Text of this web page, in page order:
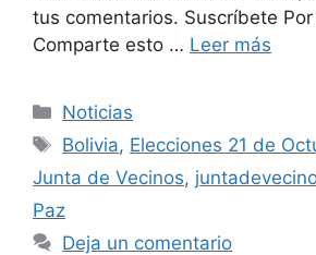
tus comentarios. Suscríbete Por
Comparte esto … Leer más
Categorías
Noticias
Etiquetas
Bolivia, Elecciones 21 de
Junta de Vecinos,
Paz
Deja un comentario